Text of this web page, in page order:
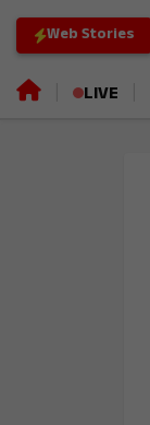
Web Stories
LIVE